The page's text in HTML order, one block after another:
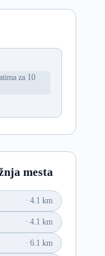
za 10
mesta
4.1 km
4.1 km
6.1 km